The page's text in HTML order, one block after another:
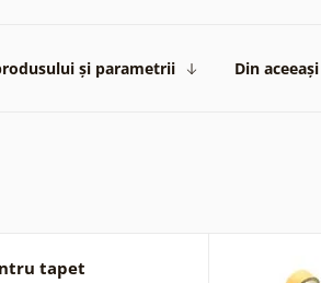
și parametrii Din
tapet